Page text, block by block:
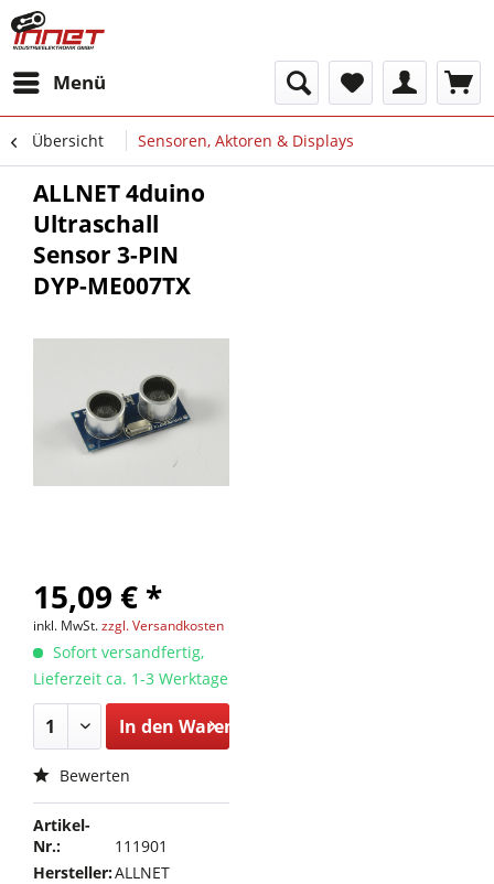
Menü
Übersicht Sensoren, Aktoren & Displays
ALLNET 4duino
Ultraschall
Sensor 3-PIN
DYP-ME007TX
15,09 € *
inkl. MwSt.zzgl. Versandkosten
Sofort versandfertig,
Lieferzeit ca. 1-3 Werktage
In den Warenkorb
Bewerten
Artikel-
Nr.:
111901
Hersteller:ALLNET